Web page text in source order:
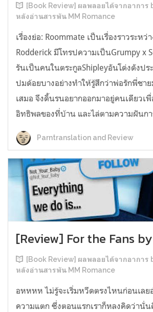
[Book Review] ผลพลอยได้จากอาการ
หลังอ่านสารพัน MM Romance
เรื่องย่อ: Roommate เป็นเรื่องราวระหว่
Rodderick มีโทรปความเป็นGrumpy x
รันเป็นคนในตระกูลShipleyอันโด่งดังปร
ปมด้อยบางอย่างทำให้รู้สึกว่าพ่อรักพี่ชาย
เสมอ จึงดิ้นรนอยากออกมาอยู่คนเดียวเ
อิทธิพลของที่บ้าน และไล่ตามความฝันก
Parntranslation and Review
[Review] For the Fans
[Book Review] ผลพลอยได้จากอาการ
หลังอ่านสารพัน MM Romance
อหหหห ไม่รู้จะเริ่มหวีดตรงไหนก่อนเลย
ความแตก ซึ่งตอนแรกเราก็หลงคิดว่านั่